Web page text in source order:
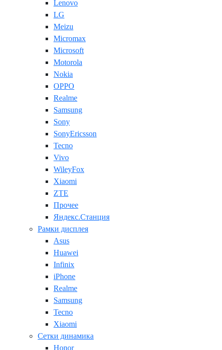
Lenovo
LG
Meizu
Micromax
Microsoft
Motorola
Nokia
OPPO
Realme
Samsung
Sony
SonyEricsson
Tecno
Vivo
WileyFox
Xiaomi
ZTE
Прочее
Яндекс.Станция
Рамки дисплея
Asus
Huawei
Infinix
iPhone
Realme
Samsung
Tecno
Xiaomi
Сетки динамика
Honor